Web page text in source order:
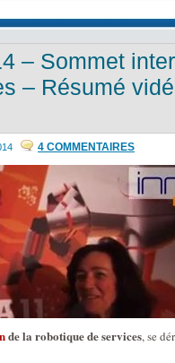
– Sommet
– Résumé
4 COMMENTAIRES
de la robotique de services, se